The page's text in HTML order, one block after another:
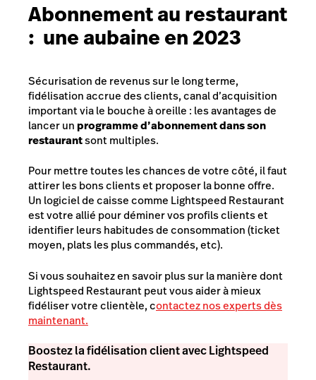
Abonnement au restaurant
: une aubaine en 2023
Sécurisation de revenus sur le long terme,
fidélisation accrue des clients, canal d’acquisition
important via le bouche à oreille : les avantages de
lancer unprogramme d’abonnement dans son
restaurantsont multiples.
Pour mettre toutes les chances de votre côté, il faut
attirer les bons clients et proposer la bonne offre.
Un logiciel de caisse comme Lightspeed Restaurant
est votre allié pour déminer vos profils clients et
identifier leurs habitudes de consommation (ticket
moyen, plats les plus commandés, etc).
Si vous souhaitez en savoir plus sur la manière dont
Lightspeed Restaurant peut vous aider à mieux
fidéliser votre clientèle, contactez nos experts dès
maintenant.
Boostez la fidélisation client avec Lightspeed
Restaurant.